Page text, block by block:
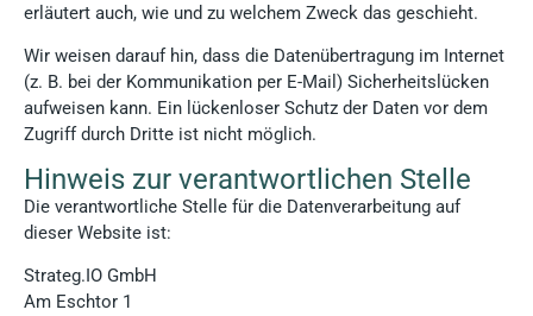
erläutert auch, wie und zu welchem Zweck das geschieht.
Wir weisen darauf hin, dass die Datenübertragung im Internet
(z. B. bei der Kommunikation per E-Mail) Sicherheitslücken
aufweisen kann. Ein lückenloser Schutz der Daten vor dem
Zugriff durch Dritte ist nicht möglich.
Hinweis zur verantwortlichen Stelle
Die verantwortliche Stelle für die Datenverarbeitung auf
dieser Website ist:
Strateg.IO GmbH
Am Eschtor 1